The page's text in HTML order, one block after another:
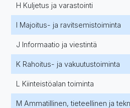
H Kuljetus ja varastointi
I Majoitus- ja ravitsemistoiminta
J Informaatio ja viestintä
K Rahoitus- ja vakuutustoiminta
L Kiinteistöalan toiminta
M Ammatillinen, tieteellinen ja